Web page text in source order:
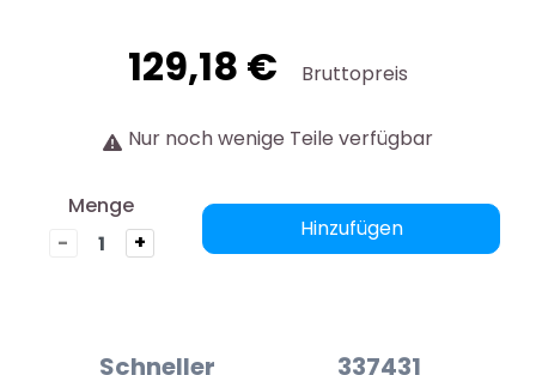
129,18 € Bruttopreis
Nur noch wenige Teile verfügbar
Menge
-
+
Hinzufügen
Schneller
337431